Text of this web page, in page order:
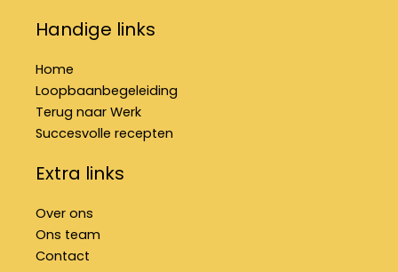
Handige links
Home
Loopbaanbegeleiding
Terug naar Werk
Succesvolle recepten
Extra links
Over ons
Ons team
Contact